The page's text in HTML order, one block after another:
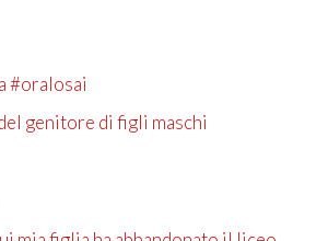
#oralosai
genitore di figli maschi